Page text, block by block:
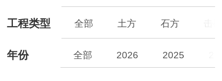
工程类型 全部 土方 石方 击
年份 全部 2026 2025